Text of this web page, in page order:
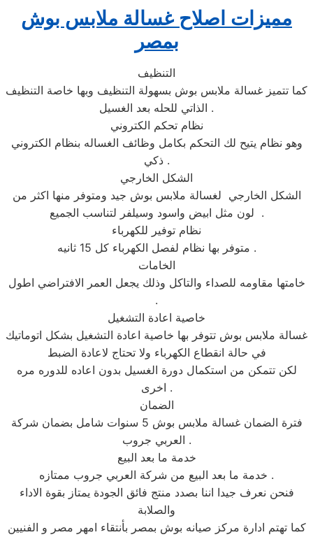
مميزات اصلاح غسالة ملابس بوش
بمصر
التنظيف
كما تتميز غسالة ملابس بوش بسهولة التنظيف وبها خاصة التنظيف
الذاتي للحله بعد الغسيل .
نظام تحكم الكتروني
وهو نظام يتيح لك التحكم بكامل وظائف الغساله بنظام الكتروني
ذكي .
الشكل الخارجي
الشكل الخارجي لغسالة ملابس بوش جيد ومتوفر منها اكثر من
لون مثل ابيض واسود وسيلفر لتناسب الجميع .
نظام توفير للكهرباء
متوفر بها نظام لفصل الكهرباء كل 15 ثانيه .
الخامات
خامتها مقاومه للصداء والتاكل وذلك يجعل العمر الافتراضي اطول
.
خاصية اعادة التشغيل
غسالة ملابس بوش تتوفر بها خاصية اعادة التشغيل بشكل اتوماتيك
في حالة انقطاع الكهرباء ولا تحتاج لاعادة الضبط
لكن تتمكن من استكمال دورة الغسيل بدون اعاده للدوره مره
اخرى .
الضمان
فترة الضمان غسالة ملابس بوش 5 سنوات شامل بضمان شركة
العربي جروب .
خدمة ما بعد البيع
خدمة ما بعد البيع من شركة العربي جروب ممتازه .
فنحن نعرف جيدا اننا بصدد منتج فائق الجودة يمتاز بقوة الاداء
والصلابة
كما تهتم ادارة مركز صيانه بوش بمصر بأنتقاء امهر مصر و الفنيين